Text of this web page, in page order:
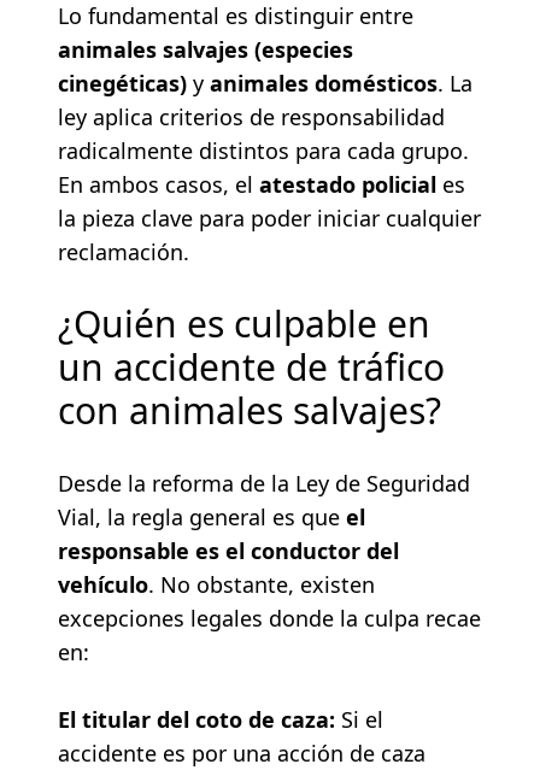
Lo fundamental es distinguir entre
animales salvajes (especies
cinegéticas) y animales domésticos. La
ley aplica criterios de responsabilidad
radicalmente distintos para cada grupo.
En ambos casos, el atestado policial es
la pieza clave para poder iniciar cualquier
reclamación.
¿Quién es culpable en
un accidente de tráfico
con animales salvajes?
Desde la reforma de la Ley de Seguridad
Vial, la regla general es que el
responsable es el conductor del
vehículo. No obstante, existen
excepciones legales donde la culpa recae
en:
El titular del coto de caza: Si el
accidente es por una acción de caza